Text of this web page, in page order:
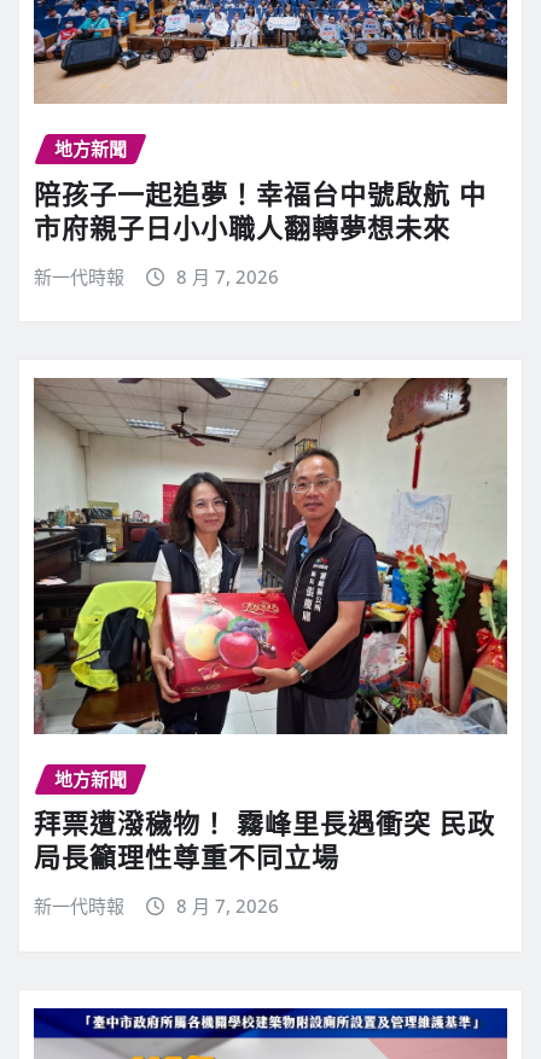
地方新聞
陪孩子一起追夢！幸福台中號啟航 中
市府親子日小小職人翻轉夢想未來
新一代時報 8 月 7, 2026
地方新聞
拜票遭潑穢物！ 霧峰里長遇衝突 民政
局長籲理性尊重不同立場
新一代時報 8 月 7, 2026